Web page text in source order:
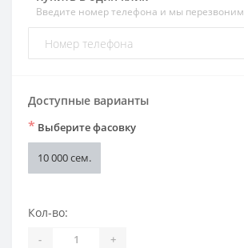
Введите номер телефона и мы перезвоним
Доступные варианты
* Выберите фасовку
10 000 сем.
Кол-во:
- +